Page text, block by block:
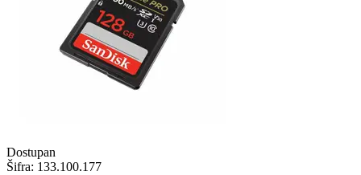
Dostupan
Šifra: 133.100.177